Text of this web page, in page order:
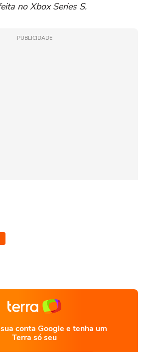
no Xbox Series S.
PUBLICIDADE
conta Google e tenha um
Terra só seu